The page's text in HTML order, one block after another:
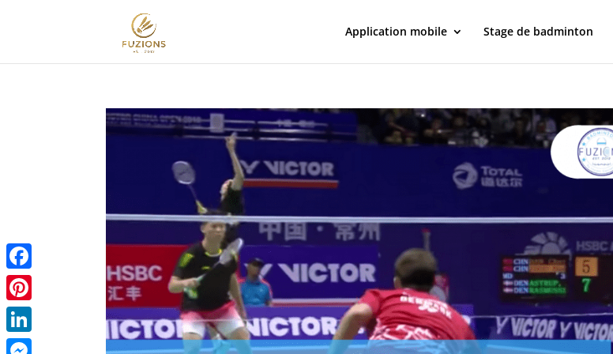
Application mobile Stage de badminton
Facebook
Pinterest
LinkedIn